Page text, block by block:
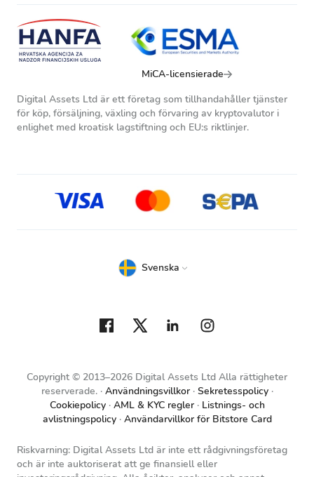
MiCA-licensierade
Digital Assets Ltd är ett företag som tillhandahåller tjänster
för köp, försäljning, växling och förvaring av kryptovalutor i
enlighet med kroatisk lagstiftning och EU:s riktlinjer.
Copyright © 2013–2026 Digital Assets Ltd Alla rättigheter
reserverade.
Användningsvillkor
Sekretesspolicy
Cookiepolicy
AML & KYC regler
Listnings- och
avlistningspolicy
Användarvillkor för Bitstore Card
Svenska
Riskvarning: Digital Assets Ltd är inte ett rådgivningsföretag
och är inte auktoriserat att ge finansiell eller